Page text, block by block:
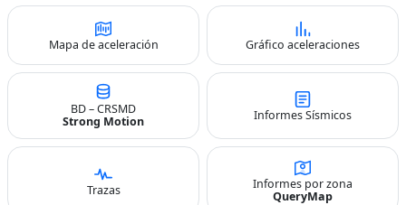
Mapa de aceleración Gráfico aceleraciones
BD – CRSMD
Strong Motion
Informes Sísmicos
Trazas
Informes por zona
QueryMap